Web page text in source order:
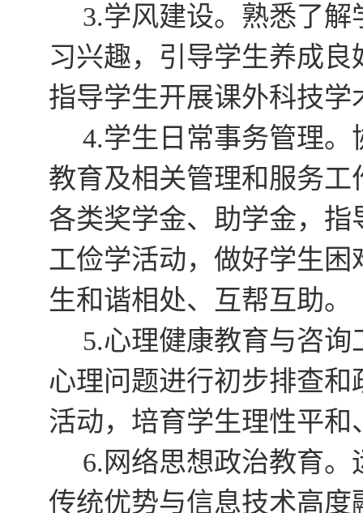
3.学风建设。熟悉了
习兴趣，引导学生养成
指导学生开展课外科技
4.学生日常事务管理。
教育及相关管理和服务
各类奖学金、助学金，
工俭学活动，做好学生
生和谐相处、互帮互助。
5.心理健康教育与咨
心理问题进行初步排查
活动，培育学生理性平
6.网络思想政治教育
传统优势与信息技术高